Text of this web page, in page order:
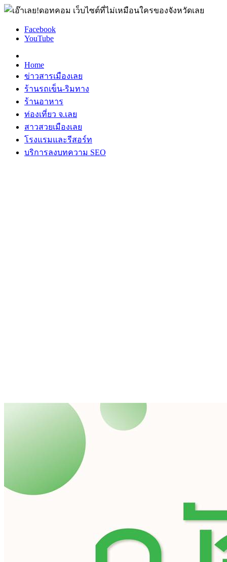
Facebook
YouTube
Home
ข่าวสารเมืองเลย
ร้านรถเข็น-ริมทาง
ร้านอาหาร
ท่องเที่ยว จ.เลย
สาวสวยเมืองเลย
โรงแรมและรีสอร์ท
บริการลงบทความ SEO